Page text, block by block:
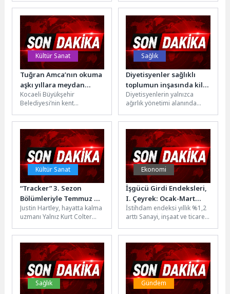
tarafından hazırlanan “Barış
Manço” temalı sanat sergisi
düzenlenen...
adımlarla karşılıyor. 2019
yılından...
Kültür Sanat
Tuğran Amca’nın okuma
aşkı yıllara meydan
okuyor
Kocaeli Büyükşehir
Belediyesi’nin kent
modern kütüphaneler,
yalnızca öğrencilerin değil
her yaştan vatandaşın...
Sağlık
Diyetisyenler sağlıklı
toplumun inşasında kilit
rol üstleniyor
Diyetisyenlerin yalnızca
ağırlık yönetimi alanında
önlenmesi ve tedavisinde de
önemli sorumluluklar
üstlendiğini belirten...
Kültür Sanat
“Tracker” 3. Sezon
Bölümleriyle Temmuz Ayı
Boyunca Her Pazar
20.30’da FX
Ekranlarında!
Justin Hartley, hayatta kalma
uzmanı Yalnız Kurt Colter
Geçen sezonun bomba...
Ekonomi
İşgücü Girdi Endeksleri,
I. Çeyrek: Ocak-Mart
2026
İstihdam endeksi yıllık %1,2
arttı Sanayi, inşaat ve ticaret-
toplamında istihdam
endeksi, 2026 yılı I....
Sağlık Gündem